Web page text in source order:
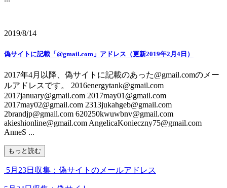
2019/8/14
偽サイトに記載「@gmail.com」アドレス（更新2019年2月4日）
2017年4月以降、偽サイトに記載のあった@gmail.comのメー
ルアドレスです。 2016energytank@gmail.com
2017january@gmail.com 2017may01@gmail.com
2017may02@gmail.com 2313jukahgeb@gmail.com
2brandjp@gmail.com 620250kwuwbnv@gmail.com
akieshionline@gmail.com AngelicaKonieczny75@gmail.com
AnneS ...
もっと読む
5月23日収集：偽サイトのメールアドレス